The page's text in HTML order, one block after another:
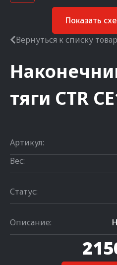
Показать
Вернуться к списку
тяги CTR
Артикул:
Вес:
Статус:
Описание: